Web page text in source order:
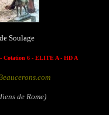
Soulage
Cotation 6 - ELITE A - HD A
de Rome)